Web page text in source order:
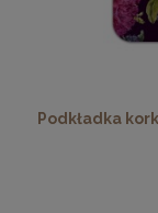
Podkładka